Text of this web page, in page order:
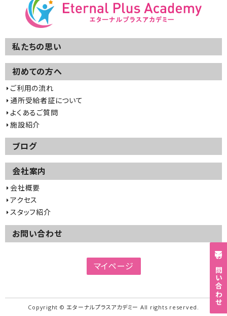
お問い合わせ
私たちの思い
初めての方へ
ご利用の流れ
通所受給者証について
よくあるご質問
施設紹介
ブログ
会社案内
会社概要
アクセス
スタッフ紹介
お問い合わせ
マイページ
Copyright © エターナルプラスアカデミー All rights reserved.